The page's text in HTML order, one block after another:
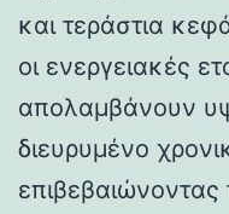
και τεράστια
οι ενεργειακές
απολαμβάνουν
διευρυμένο